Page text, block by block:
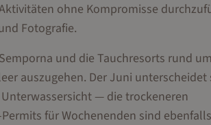
ohne Kompromisse
Fotografie.
und die Tauchresorts rund
auszugehen. Der Juni unterscheidet
— die trockeneren
für Wochenenden sind ebenfalls